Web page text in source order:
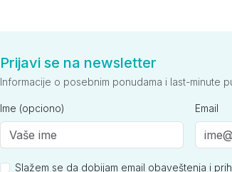
Prijavi se na newsletter
Informacije o posebnim ponudama i last-minute
Ime (opciono) Email
Slažem se da dobijam email obaveštenja i